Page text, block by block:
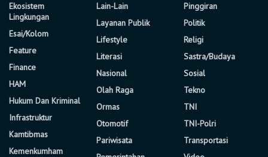
Ekosistem
Lingkungan
Esai/Kolom
Feature
Finance
HAM
Hukum Dan Kriminal
Infrastruktur
Kamtibmas
Kemenkumham
Lain-Lain
Layanan Publik
Lifestyle
Literasi
Nasional
Olah Raga
Ormas
Otomotif
Pariwisata
Pinggiran
Politik
Religi
Sastra/Budaya
Sosial
Tekno
TNI
TNI-Polri
Transportasi